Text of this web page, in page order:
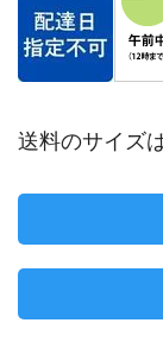
送料のサイズ